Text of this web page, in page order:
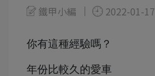
鐵甲小編 2022-01-17
你有這種經驗嗎？
年份比較久的愛車